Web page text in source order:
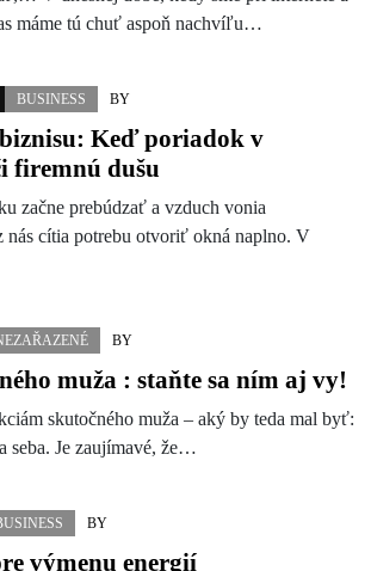
máme tú chuť aspoň nachvíľu…
BUSINESS BY
Keď poriadok v
firemnú dušu
začne prebúdzať a vzduch vonia
nás cítia potrebu otvoriť okná naplno. V
BY
muža : staňte sa ním aj vy!
skutočného muža – aký by teda mal byť:
Je zaujímavé, že…
BY
výmenu energií